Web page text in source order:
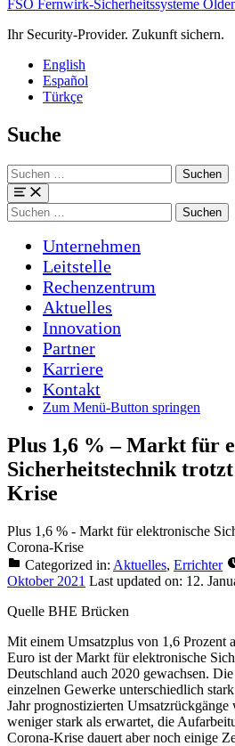
FSO Fernwirk-Sicherheitssysteme
Ihr Security-Provider. Zukunft sichern.
English
Español
Türkçe
Suche
Suchen
nach:
Menü
Suchen
nach:
Unternehmen
Leitstelle
Rechenzentrum
Aktuelles
Innovation
Partner
Karriere
Kontakt
Zum Menü-Button springen
Plus 1,6 % – Markt für
Sicherheitstechnik
Krise
Plus 1,6 % - Markt für elektronische
Corona-Krise
Categorized in: Aktuelles, Errichter
Oktober 2021 Last updated on: 12.
Quelle BHE Brücken
Mit einem Umsatzplus von 1,6 Prozent
Euro ist der Markt für elektronische
Deutschland auch 2020 gewachsen.
einzelnen Gewerke unterschiedlich
Jahr prognostizierten Umsatzrück­gänge
weniger stark als erwartet, die
Corona-Krise dauert aber noch einige